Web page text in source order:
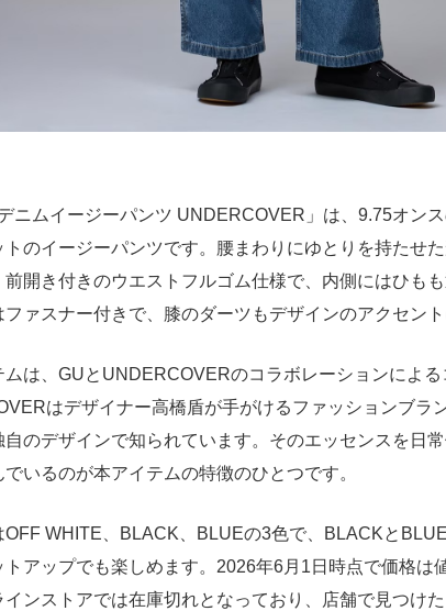
ニムイージーパンツ UNDERCOVER」は、9.75オン
トのイージーパンツです。腰まわりにゆとりを持たせ
前開き付きのウエストフルゴム仕様で、内側にはひも
ファスナー付きで、膝のダーツもデザインのアクセント
は、GUとUNDERCOVERのコラボレーションによる
はデザイナー高橋盾が手がけるファッションブラ
自のデザインで知られています。そのエッセンスを日
いるのが本アイテムの特徴のひとつです。
WHITE、BLACK、BLUEの3色で、BLACKと
トアップでも楽しめます。2026年6月1日時点で価格は
インストアでは在庫切れとなっており、店舗で見つけ